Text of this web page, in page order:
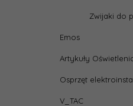
Zwijaki do
Emos
Artykuły
Osprzęt
V_TAC